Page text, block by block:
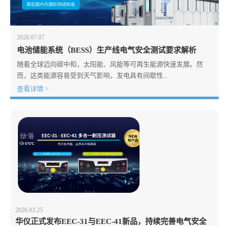
2026.07.07
电池储能系统（BESS）生产线电气安全测试要求解析
随着全球迈向碳中和，太阳能、风能等可再生能源快速发展。然
而，这类能源容易受到天气影响，发电具有间歇性...
查看详情 >
2026.03.25
华仪正式发布EEC-31与EEC-41新品，持续完善电气安全